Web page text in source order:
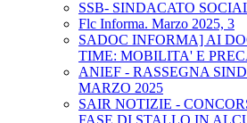
SSB- SINDACATO
Flc Informa. Marzo 2025, 3
SADOC INFORMA] AI
TIME: MOBILITA' E
ANIEF - RASSEGNA
MARZO 2025
SAIR NOTIZIE -